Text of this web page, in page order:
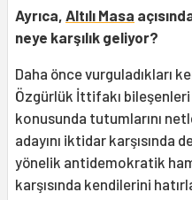
Ayrıca, Altılı Masa
neye karşılık geliyor?
Daha önce vurguladıkları
Özgürlük İttifakı
konusunda tutumlarını
adayını iktidar karşısında
yönelik antidemokratik
karşısında kendilerini